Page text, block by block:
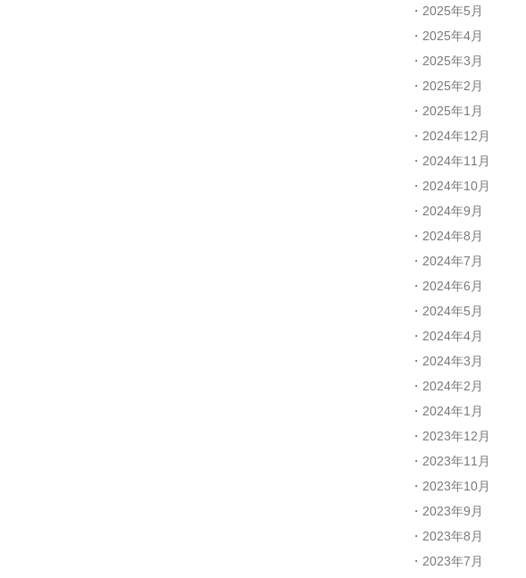
2025年5月
2025年4月
2025年3月
2025年2月
2025年1月
2024年12月
2024年11月
2024年10月
2024年9月
2024年8月
2024年7月
2024年6月
2024年5月
2024年4月
2024年3月
2024年2月
2024年1月
2023年12月
2023年11月
2023年10月
2023年9月
2023年8月
2023年7月